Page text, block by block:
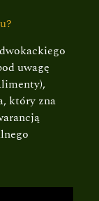
uwagę
który zna